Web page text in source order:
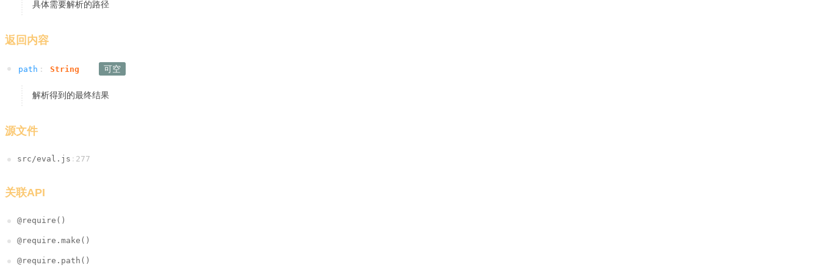
具体需要解析的路径
返回内容
path : String 可空
解析得到的最终结果
源文件
src/eval.js : 277
关联API
@require()
@require.make()
@require.path()